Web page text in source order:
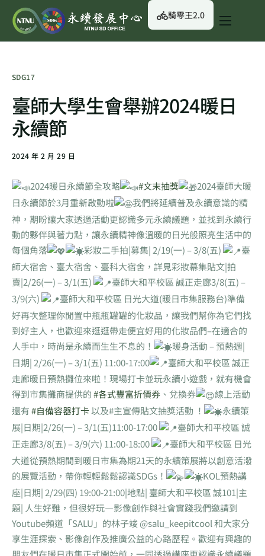
關於我們
永續資訊
校園綠生活
English
騎零王2.0
SDG17
臺師大學生會舉辦2024暖日
永續節
2024 年 2 月 29 日
2024暖日永續節全攻略 #文末抽獎
2024臺師大暖
日永續節於3月重新啟動啦
我們將延續普及永續意識的精
神，期盼讓大家透過活動更認識多元永續議題，並找到永續行
動的夥伴與著力點，讓永續精神像溫暖的日光般照亮生活中的
每個角落
彩妝二手拍|募集| 2/19(一) – 3/8(五)
臺
師大宿舍、臺大宿舍、臺科大宿舍，詳見彩妝幕集貼文|拍
賣|2/26(一) – 3/1(五)
臺師大和平校區 誠正走廊3/8(五) –
3/9(六)
臺師大和平校區 日光大道(暖日市集服務台)準備
好再次整理你閒置中瓶瓶罐罐的化妝品，讓我們幫你為它們找
到好主人，也歡迎來逛逛帶走便宜好用的化妝品們–在適合的
人手中，時尚是永續而生生不息的！
暖身活動 – 預熱週|
日期| 2/26(一) – 3/1(五) 11:00-17:00
臺師大和平校區 誠正
走廊暖日預熱攤位來啦！現場打卡並玩永續小遊戲，就有機會
得到市集攤商提供的#各式豐富折價券 、兌換券
線上活動
還有#自備容器打卡以及#主宣傳貼文抽獎活動 ！
永續策
展|日期|2/26(一) – 3/1(五)11:00-17:00
臺師大和平校區 誠
正走廊3/8(五) – 3/9(六) 11:00-18:00
臺師大和平校區 日光
大道從預熱期間到暖日市集為期21天的永續策展將以創意活潑
的展覽活動，帶你輕輕鬆鬆認識SDGs！
KOL預熱講
座|日期| 2/29(四) 19:00-21:00|地點| 臺師大和平校區 誠101|主
題| 人生好難，但很好玩—影像創作與社會實踐我們邀請到
Youtube頻道「SALU」的林子竣 @salu_keepitcool 和大家分
享生涯探索、影像創作及推廣公益的心路歷程。歡迎有興趣的